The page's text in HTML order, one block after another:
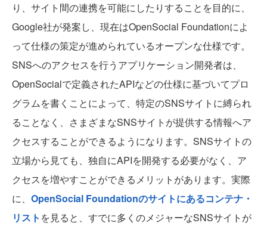
り、サイト間の連携を可能にしたりすることを目的に、
Google社が発案し、現在はOpenSocial Foundationによ
って仕様の策定が進められているオープンな仕様です。
SNSへのアクセスを行うアプリケーション開発者は、
OpenSocialで定義されたAPIなどの仕様に基づいてプロ
グラムを書くことによって、特定のSNSサイトに縛られ
ることなく、さまざまなSNSサイトが提供する情報へア
クセスすることができるようになります。SNSサイトの
立場から見ても、独自にAPIを開発する必要がなく、ア
クセスを増やすことができるメリットがあります。実際
に、 OpenSocial Foundationのサイトにあるコンテナ・
リスト を見ると、すでに多くのメジャーなSNSサイトが